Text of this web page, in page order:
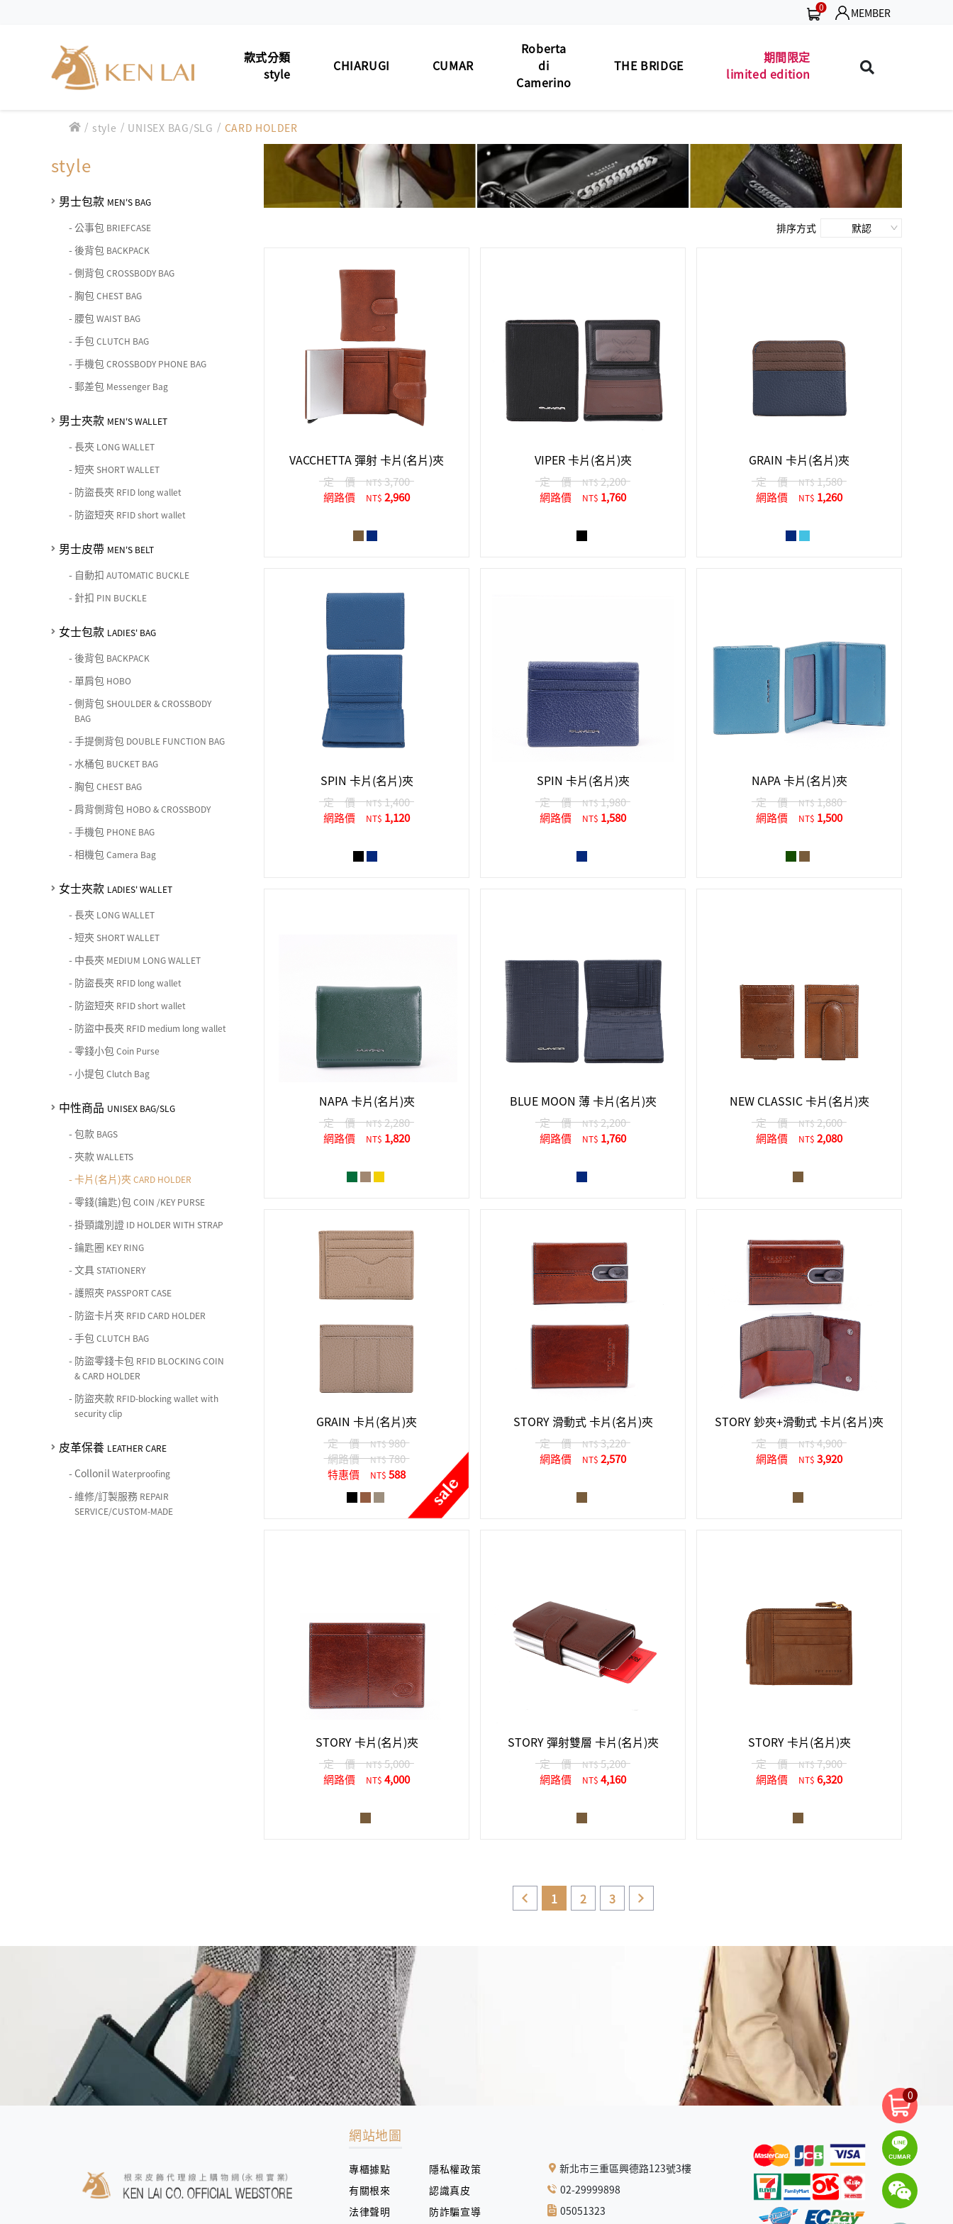
0 MEMBER
款式分類
style
男士包款MEN'S BAG
男士夾款MEN'S WALLET
MEN'S BELT
UNISEX BAG/SLG
LEATHER CARE
CHIARUGI
男士夾款MEN'S WALLET
男士皮帶 MEN'S BELT
中性商品 UNISEX BAG/SLG
CUMAR
男士夾款 MEN'S WALLET
男士皮帶 MEN'S BELT
Roberta
di
Camerino
男士夾款MEN'S WALLET
男士皮帶MEN'S BELT
THE BRIDGE
男士夾款MEN'S WALLET
男士皮帶MEN'S BELT
期間限定
limited edition
男士包款MEN'S BAG
男士夾款MEN'S WALLET
MEN'S BELT
款式分類 style
男士包款 MEN'S BAG
男士夾款 MEN'S WALLET
男士皮帶 MEN'S BELT
女士包款 LADIES' BAG
女士夾款 LADIES' WALLET
皮革保養 LEATHER CARE
CHIARUGI
男士包款 MEN'S BAG
男士皮帶 MEN'S BELT
女士包款 LADIES' BAG
女士夾款 LADIES' WALLET
中性商品 UNISEX BAG/SLG
關於 CHIARUGI
CUMAR
男士包款 MEN'S BAG
男士夾款 MEN'S WALLET
男士皮帶 MEN'S BELT
女士包款 LADIES' BAG
女士夾款 LADIES' WALLET
中性商品 UNISEX BAG/SLG
關於 CUMAR
Roberta di Camerino
男士包款 MEN'S BAG
男士夾款 MEN'S WALLET
男士皮帶 MEN'S BELT
女士包款 LADIES' BAG
女士夾款 LADIES' WALLET
中性商品 UNISEX BAG/SLG
關於 Roberta di Camerino
男士包款 MEN'S BAG
男士夾款 MEN'S WALLET
男士皮帶 MEN'S BELT
中性商品 UNISEX BAG/SLG
皮革保養 LEATHER CARE
關於 THE BRIDGE
期間限定 limited edition
珍藏 THE BRIDGE (TB SPECIAL)
男士包款 MEN'S BAG
男士夾款 MEN'S WALLET
男士皮帶 MEN'S BELT
女士包款 LADIES' BAG
女士夾款 LADIES' WALLET
/ style / UNISEX BAG/SLG / CARD HOLDER
style
男士包款 MEN'S BAG
-公事包 BRIEFCASE
-後背包 BACKPACK
-側背包CROSSBODY BAG
- 胸包CHEST BAG
- 腰包WAIST BAG
-手包CLUTCH BAG
-手機包CROSSBODY PHONE BAG
-郵差包 Messenger Bag
男士夾款 MEN'S WALLET
-長夾 LONG WALLET
-短夾SHORT WALLET
- 防盜長夾 RFID long wallet
- 防盜短夾 RFID short wallet
男士皮帶 MEN'S BELT
- 自動扣 AUTOMATIC BUCKLE
- 針扣 PIN BUCKLE
女士包款 LADIES' BAG
-後背包 BACKPACK
- 單肩包 HOBO
-側背包SHOULDER & CROSSBODY
BAG
-手提側背包 DOUBLE FUNCTION BAG
- 水桶包 BUCKET BAG
- 胸包CHEST BAG
- 肩背側背包 HOBO & CROSSBODY
-手機包 PHONE BAG
-相機包Camera Bag
女士夾款 LADIES' WALLET
-長夾 LONG WALLET
-短夾SHORT WALLET
- 中長夾 MEDIUM LONG WALLET
- 防盜長夾 RFID long wallet
- 防盜短夾 RFID short wallet
- 防盜中長夾 RFID medium long wallet
- 零錢小包Coin Purse
-小提包Clutch Bag
中性商品 UNISEX BAG/SLG
-包款 BAGS
-夾款WALLETS
-卡片(名片)夾CARD HOLDER
- 零錢(鑰匙)包COIN /KEY PURSE
-掛頸識別證 ID HOLDER WITH STRAP
-鑰匙圈 KEY RING
-文具STATIONERY
-護照夾 PASSPORT CASE
- 防盜卡片夾 RFID CARD HOLDER
-手包CLUTCH BAG
- 防盜零錢卡包 RFID BLOCKING COIN
& CARD HOLDER
- 防盜夾款 RFID-blocking wallet with
security clip
皮革保養 LEATHER CARE
-CollonilWaterproofing
-維修/訂製服務 REPAIR
SERVICE/CUSTOM-MADE
排序方式
VACCHETTA 彈射 卡片(名片)夾
定 價 NT$3,700
網路價
NT$ 2,960
VIPER 卡片(名片)夾
定 價 NT$2,200
網路價
NT$ 1,760
GRAIN 卡片(名片)夾
定 價 NT$1,580
網路價
NT$ 1,260
SPIN 卡片(名片)夾
定 價 NT$1,400
網路價
NT$ 1,120
SPIN 卡片(名片)夾
定 價 NT$1,980
網路價
NT$ 1,580
NAPA 卡片(名片)夾
定 價 NT$1,880
網路價
NT$ 1,500
NAPA 卡片(名片)夾
定 價 NT$2,280
網路價
NT$ 1,820
BLUE MOON 薄 卡片(名片)夾
定 價 NT$2,200
網路價
NT$ 1,760
NEW CLASSIC 卡片(名片)夾
定 價 NT$2,600
網路價
NT$ 2,080
GRAIN 卡片(名片)夾
定 價 NT$980
網路價
NT$780
特惠價
NT$ 588
STORY 滑動式 卡片(名片)夾
定 價 NT$3,220
網路價
NT$ 2,570
STORY 鈔夾+滑動式 卡片(名片)夾
定 價 NT$4,900
網路價
NT$ 3,920
STORY 卡片(名片)夾
定 價 NT$5,000
網路價
NT$ 4,000
STORY 彈射雙層 卡片(名片)夾
定 價 NT$5,200
網路價
NT$ 4,160
STORY 卡片(名片)夾
定 價 NT$7,900
網路價
NT$ 6,320
1 2 3
0
網站地圖
專櫃據點
隱私權政策
有關根來
認識真皮
法律聲明
防詐騙宣導
新北市三重區興德路123號3樓
02-29999898
05051323